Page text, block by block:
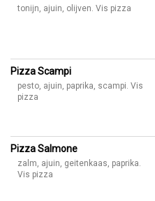
tonijn, ajuin, olijven. Vis pizza
Pizza Scampi
pesto, ajuin, paprika, scampi. Vis
pizza
Pizza Salmone
zalm, ajuin, geitenkaas, paprika.
Vis pizza